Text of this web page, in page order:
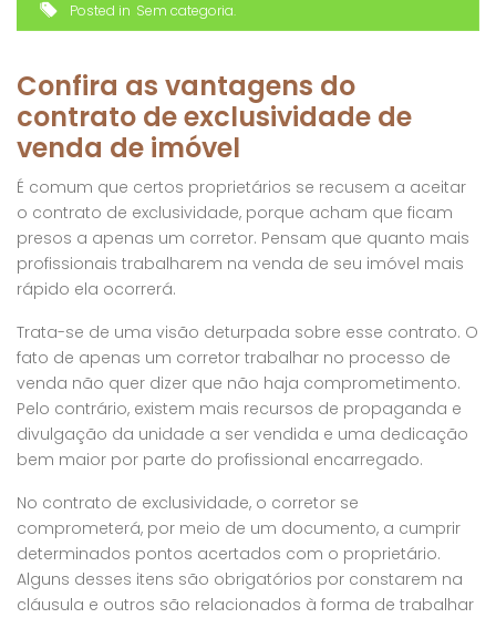
Posted in Sem categoria
Confira as vantagens do
contrato de exclusividade de
venda de imóvel
É comum que certos proprietários se recusem a aceitar
o contrato de exclusividade, porque acham que ficam
presos a apenas um corretor. Pensam que quanto mais
profissionais trabalharem na venda de seu imóvel mais
rápido ela ocorrerá.
Trata-se de uma visão deturpada sobre esse contrato. O
fato de apenas um corretor trabalhar no processo de
venda não quer dizer que não haja comprometimento.
Pelo contrário, existem mais recursos de propaganda e
divulgação da unidade a ser vendida e uma dedicação
bem maior por parte do profissional encarregado.
No contrato de exclusividade, o corretor se
comprometerá, por meio de um documento, a cumprir
determinados pontos acertados com o proprietário.
Alguns desses itens são obrigatórios por constarem na
cláusula e outros são relacionados à forma de trabalhar